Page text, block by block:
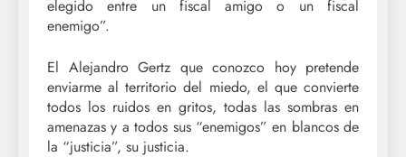
elegido entre un fiscal amigo o un fiscal
enemigo”.
El Alejandro Gertz que conozco hoy pretende
enviarme al territorio del miedo, el que convierte
todos los ruidos en gritos, todas las sombras en
amenazas y a todos sus “enemigos” en blancos de
la “justicia”, su justicia.